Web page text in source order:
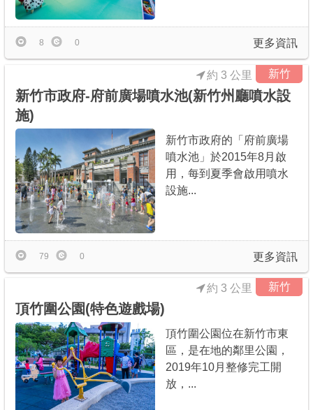
更多資訊
8 0
新竹
約 3 公里
新竹市政府-府前廣場噴水池(新竹州廳噴水設
施)
新竹市政府的「府前廣場
噴水池」於2015年8月啟
用，每到夏季會啟用噴水
設施...
更多資訊
79 0
新竹
約 3 公里
頂竹圍公園(特色遊戲場)
頂竹圍公園位在新竹市東
區，是在地的鄰里公園，
2019年10月整修完工開
放，...